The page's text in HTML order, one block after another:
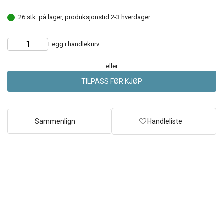
26 stk. på lager, produksjonstid 2-3 hverdager
Choose
Quantity Legg i handlekurv
eller
TILPASS FØR KJØP
Sammenlign Handleliste